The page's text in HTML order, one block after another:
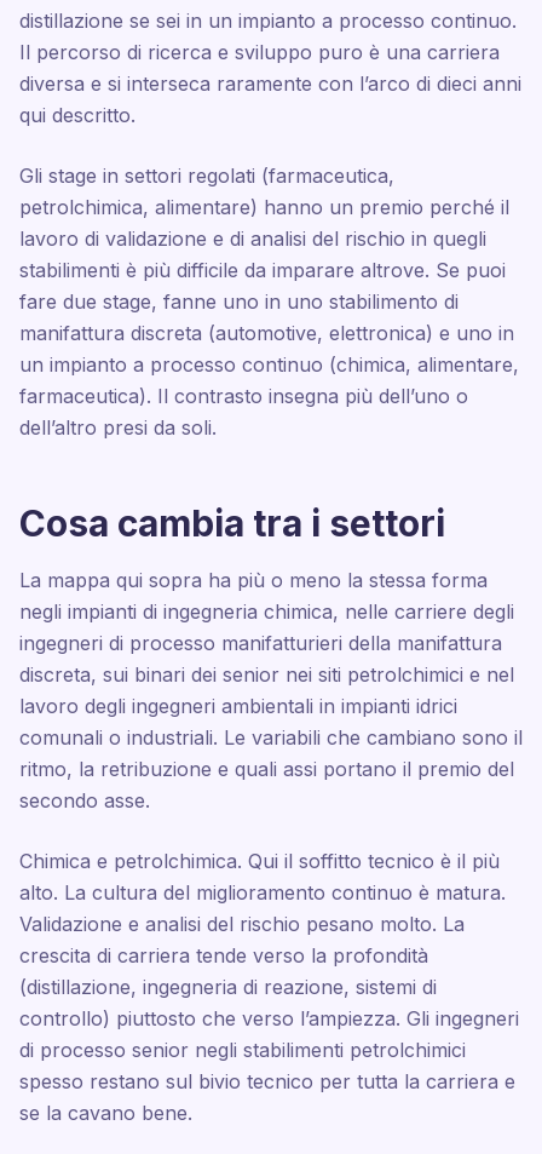
distillazione se sei in un impianto a processo continuo.
Il percorso di ricerca e sviluppo puro è una carriera
diversa e si interseca raramente con l’arco di dieci anni
qui descritto.
Gli stage in settori regolati (farmaceutica,
petrolchimica, alimentare) hanno un premio perché il
lavoro di validazione e di analisi del rischio in quegli
stabilimenti è più difficile da imparare altrove. Se puoi
fare due stage, fanne uno in uno stabilimento di
manifattura discreta (automotive, elettronica) e uno in
un impianto a processo continuo (chimica, alimentare,
farmaceutica). Il contrasto insegna più dell’uno o
dell’altro presi da soli.
Cosa cambia tra i settori
La mappa qui sopra ha più o meno la stessa forma
negli impianti di ingegneria chimica, nelle carriere degli
ingegneri di processo manifatturieri della manifattura
discreta, sui binari dei senior nei siti petrolchimici e nel
lavoro degli ingegneri ambientali in impianti idrici
comunali o industriali. Le variabili che cambiano sono il
ritmo, la retribuzione e quali assi portano il premio del
secondo asse.
Chimica e petrolchimica. Qui il soffitto tecnico è il più
alto. La cultura del miglioramento continuo è matura.
Validazione e analisi del rischio pesano molto. La
crescita di carriera tende verso la profondità
(distillazione, ingegneria di reazione, sistemi di
controllo) piuttosto che verso l’ampiezza. Gli ingegneri
di processo senior negli stabilimenti petrolchimici
spesso restano sul bivio tecnico per tutta la carriera e
se la cavano bene.